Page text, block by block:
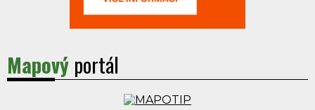
Mapový portál